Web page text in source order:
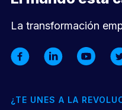
La transformación
¿TE UNES A LA